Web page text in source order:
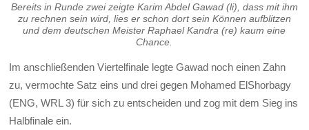
Bereits in Runde zwei zeigte Karim Abdel Gawad (li), dass mit ihm
zu rechnen sein wird, lies er schon dort sein Können aufblitzen
und dem deutschen Meister Raphael Kandra (re) kaum eine
Chance.
Im anschließenden Viertelfinale legte Gawad noch einen Zahn
zu, vermochte Satz eins und drei gegen Mohamed ElShorbagy
(ENG, WRL 3) für sich zu entscheiden und zog mit dem Sieg ins
Halbfinale ein.